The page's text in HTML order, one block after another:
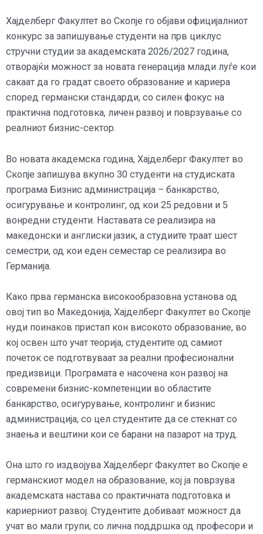
Хајделберг Факултет во Скопје го објави официјалниот
конкурс за запишување студенти на прв циклус
стручни студии за академската 2026/2027 година,
отворајќи можност за новата генерација млади луѓе кои
сакаат да го градат своето образование и кариера
според германски стандарди, со силен фокус на
практична подготовка, личен развој и поврзување со
реалниот бизнис-сектор.
Во новата академска година, Хајделберг Факултет во
Скопје запишува вкупно 30 студенти на студиската
програма Бизнис администрација – банкарство,
осигурување и контролинг, од кои 25 редовни и 5
вонредни студенти. Наставата се реализира на
македонски и англиски јазик, а студиите траат шест
семестри, од кои еден семестар се реализира во
Германија.
Како прва германска високообразовна установа од
овој тип во Македонија, Хајделберг Факултет во Скопје
нуди поинаков пристап кон високото образование, во
кој освен што учат теорија, студентите од самиот
почеток се подготвуваат за реални професионални
предизвици. Програмата е насочена кон развој на
современи бизнис-компетенции во областите
банкарство, осигурување, контролинг и бизнис
администрација, со цел студентите да се стекнат со
знаења и вештини кои се барани на пазарот на труд.
Она што го издвојува Хајделберг Факултет во Скопје е
германскиот модел на образование, кој ја поврзува
академската настава со практичната подготовка и
кариерниот развој. Студентите добиваат можност да
учат во мали групи, со лична поддршка од професори и